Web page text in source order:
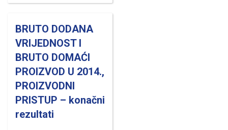
BRUTO DODANA
VRIJEDNOST I
BRUTO DOMAĆI
PROIZVOD U 2014.,
PROIZVODNI
PRISTUP – konačni
rezultati